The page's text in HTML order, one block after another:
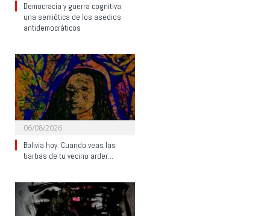
Democracia y guerra cognitiva:
una semiótica de los asedios
antidemocráticos
06/08/2026
Bolivia hoy: Cuando veas las
barbas de tu vecino arder…